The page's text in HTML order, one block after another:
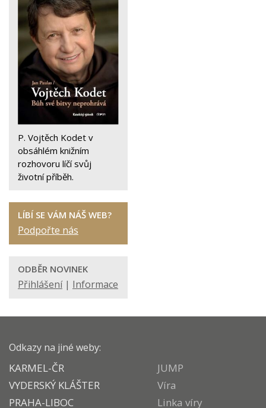
P. Vojtěch Kodet v
obsáhlém knižním
rozhovoru líčí svůj
životní příběh.
LÍBÍ SE VÁM NÁŠ WEB?
Podpořte nás
ODBĚR NOVINEK
Přihlášení| Informace
Odkazy na jiné weby:
KARMEL-ČR
VYDERSKÝ KLÁŠTER
PRAHA-LIBOC
JUMP
Víra
Linka víry